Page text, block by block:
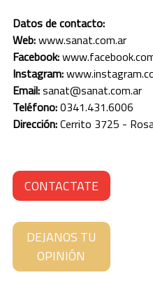
RIO NEGRO
SALTA
SAN JUAN
SAN LUIS
TIERRA DEL FUEGO
TUCUMÁN
Datos de contacto:
Web:www.sanat.com.ar
Facebook:
Instagram:
Email:sanat@sanat.com.ar
Teléfono:0341.431.6006
Dirección:Cerrito 3725 -
CONTACTATE
DEJANOS TU
OPINIÓN